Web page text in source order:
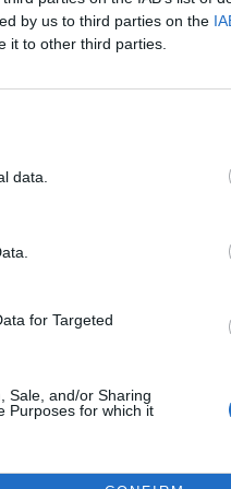
by us to third parties on the
it to other third parties.
data.
for Targeted
Sale, and/or Sharing
Purposes for which it